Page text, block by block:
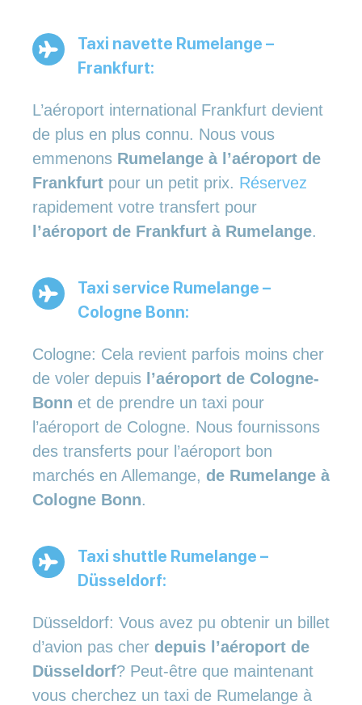
Taxi navette Rumelange –
Frankfurt:
L’aéroport international Frankfurt devient
de plus en plus connu. Nous vous
emmenons Rumelange à l’aéroport de
Frankfurt pour un petit prix. Réservez
rapidement votre transfert pour
l’aéroport de Frankfurt à Rumelange.
Taxi service Rumelange –
Cologne Bonn:
Cologne: Cela revient parfois moins cher
de voler depuis l’aéroport de Cologne-
Bonn et de prendre un taxi pour
l’aéroport de Cologne. Nous fournissons
des transferts pour l’aéroport bon
marchés en Allemange, de Rumelange à
Cologne Bonn.
Taxi shuttle Rumelange –
Düsseldorf:
Düsseldorf: Vous avez pu obtenir un billet
d’avion pas cher depuis l’aéroport de
Düsseldorf? Peut-être que maintenant
vous cherchez un taxi de Rumelange à